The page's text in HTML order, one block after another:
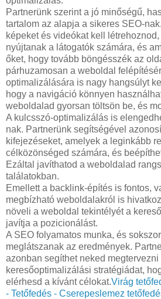
Partnerünk szerint a jó minőségű,
tartalom az alapja a sikeres SEO-
képeket és videókat kell
nyújtanak a látogatók számára, és
őket, hogy tovább böngésszék az
párhuzamosan a weboldal
optimalizálására is nagy hangsúlyt
hogy a navigáció könnyen
weboldalad gyorsan töltsön be, és
A kulcsszó-optimalizálás is
nak. Partnerünk segítségével
kifejezéseket, amelyek a leginkább
célközönséged számára, és
Ezáltal javíthatod a weboldalad
találatokban.
Emellett a backlink-építés is fontos,
megbízható weboldalakról is
növeli a weboldal tekintélyét a
javítja a pozicionálást.
A SEO folyamatos munka, és
meglátszanak az eredmények.
azonban segíthet neked
keresőoptimalizálási stratégiádat,
elérhesd a kívánt célokat.Virág
- Tetőfedés - Cserepeslemez